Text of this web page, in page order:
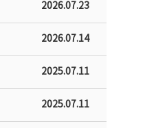
2026.07.23
2026.07.14
2025.07.11
2025.07.11